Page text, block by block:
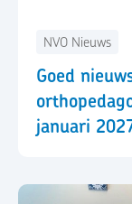
NVO Nieuws
Goed
januari